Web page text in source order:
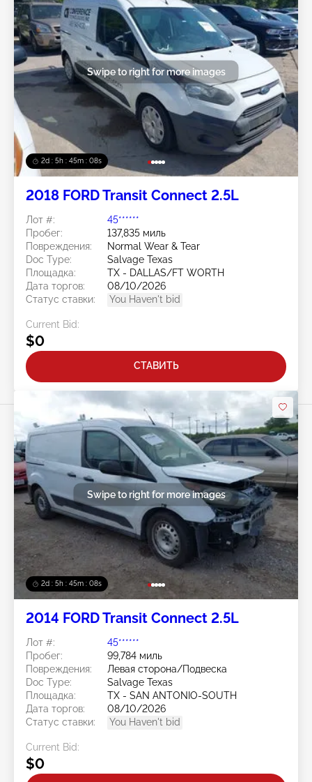
2d : 5h : 45m : 05s
Swipe to right for more images
2018 FORD Transit Connect 2.5L
Лот #:
45******
Пробег:
137,835 миль
Повреждения:
Normal Wear & Tear
Doc Type:
Salvage Texas
Площадка:
TX - DALLAS/FT WORTH
Дата торгов:
08/10/2026
Статус ставки:
You Haven't bid
Current Bid:
$0
СТАВИТЬ
2d : 5h : 45m : 05s
Swipe to right for more images
2014 FORD Transit Connect 2.5L
Лот #:
45******
Пробег:
99,784 миль
Повреждения:
Левая сторона/Подвеска
Doc Type:
Salvage Texas
Площадка:
TX - SAN ANTONIO-SOUTH
Дата торгов:
08/10/2026
Статус ставки:
You Haven't bid
Current Bid:
$0